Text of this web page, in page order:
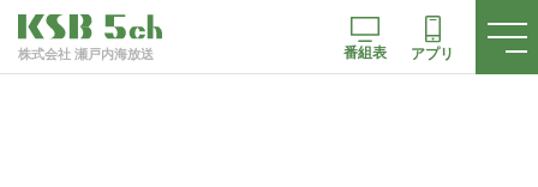
株式会社 瀬戸内海放送 番組表 アプリ